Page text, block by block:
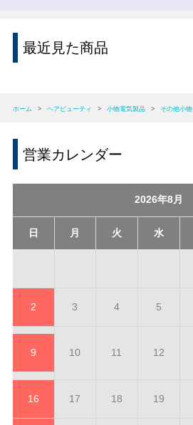
最近見た商品
ホーム > ヘアビューティ > 小物電気製品 > その他小物
営業カレンダー
2026年8月
日 月 火 水
2 3 4 5
9 10 11 12
16 17 18 19